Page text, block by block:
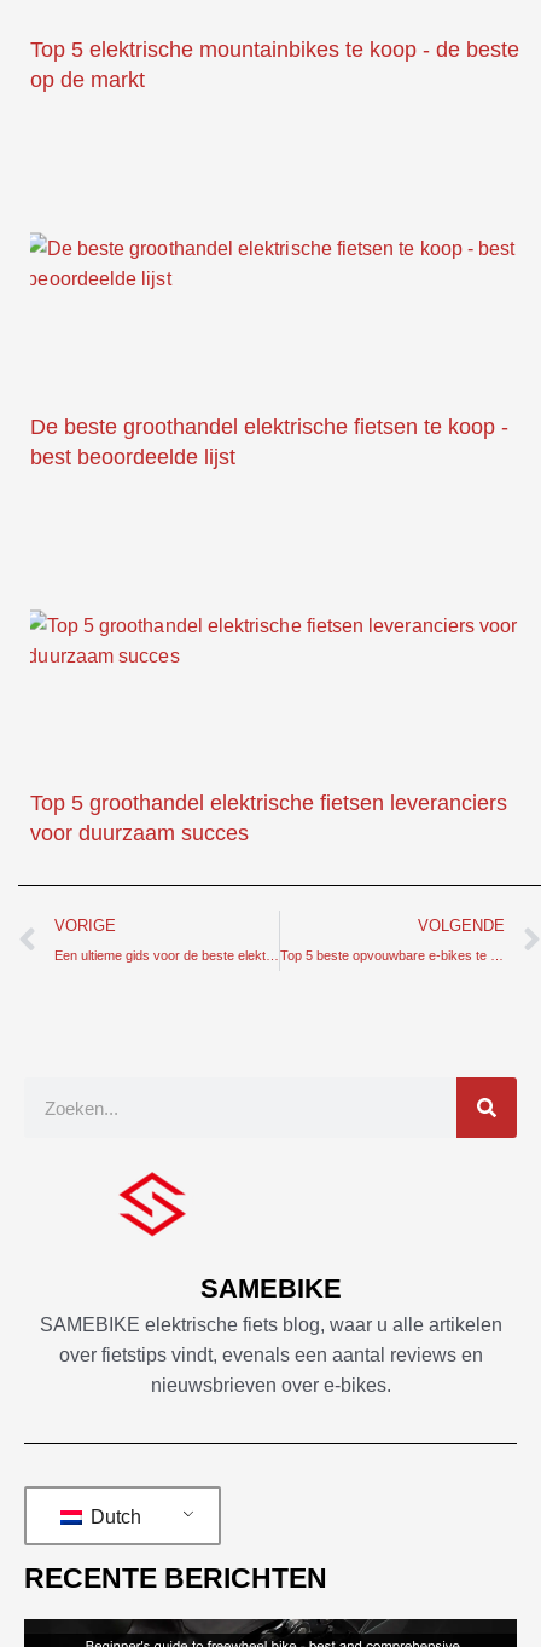
Top 5 elektrische mountainbikes te koop - de beste
op de markt
De beste groothandel elektrische fietsen te koop -
best beoordeelde lijst
Top 5 groothandel elektrische fietsen leveranciers
voor duurzaam succes
Prev
VORIGE VOLGENDE
SAMEBIKE
SAMEBIKE elektrische fiets blog, waar u alle artikelen
over fietstips vindt, evenals een aantal reviews en
nieuwsbrieven over e-bikes.
Dutch
RECENTE BERICHTEN